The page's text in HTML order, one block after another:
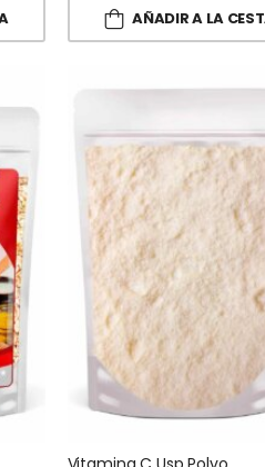
AÑADIR A LA